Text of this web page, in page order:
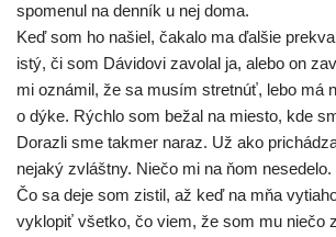
spo­me­nul na den­ník u nej doma.
Keď som ho našiel, čaka­lo ma ďal­šie
istý, či som Dávidovi zavo­lal ja, ale­bo on
mi ozná­mil, že sa musím stret­núť, lebo má
o dýke. Rýchlo som bežal na mies­to, kde
Dorazli sme tak­mer naraz. Už ako
neja­ký zvlášt­ny. Niečo mi na ňom
Čo sa deje som zis­til, až keď na mňa
vyklo­piť všet­ko, čo viem, že som mu nie­čo